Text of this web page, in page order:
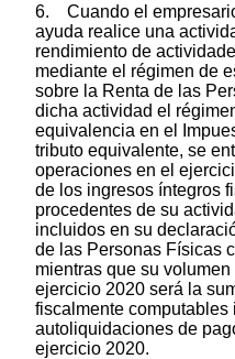
6. Cuando el
ayuda realice una
rendimiento de
mediante el régimen de
sobre la Renta de las
dicha actividad el
equivalencia en el
tributo equivalente, se
operaciones en el
de los ingresos íntegros
procedentes de su
incluidos en su
de las Personas Físicas
mientras que su
ejercicio 2020 será la
fiscalmente computables
autoliquidaciones de
ejercicio 2020.